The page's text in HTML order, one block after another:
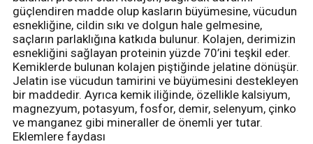
güçlendiren madde olup kasların büyümesine, vücudun
esnekliğine, cildin sıkı ve dolgun hale gelmesine,
saçların parlaklığına katkıda bulunur. Kolajen, derimizin
esnekliğini sağlayan proteinin yüzde 70’ini teşkil eder.
Kemiklerde bulunan kolajen piştiğinde jelatine dönüşür.
Jelatin ise vücudun tamirini ve büyümesini destekleyen
bir maddedir. Ayrıca kemik iliğinde, özellikle kalsiyum,
magnezyum, potasyum, fosfor, demir, selenyum, çinko
ve manganez gibi mineraller de önemli yer tutar.
Eklemlere faydası